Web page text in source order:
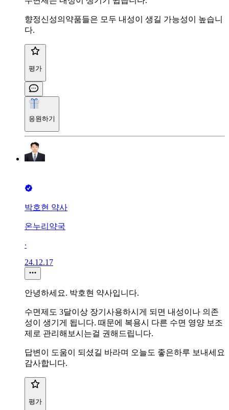
향정신성의약품들은 모두 내성이 생길 가능성이 높습니
다.
평가
응원하기
박호현 약사
온누리약국
∙
24.12.17
안녕하세요. 박호현 약사입니다.
수면제도 3달이상 장기사용하시게 되면 내성이나 의존
성이 생기게 됩니다. 때문에 복용시 다른 수면 영양 보조
제로 관리해보시는걸 권해드립니다.
답변이 도움이 되셨길 바라며 오늘도 좋은하루 보내세요
감사합니다.
평가